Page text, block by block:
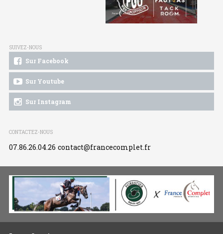
SUIVEZ-NOUS
Sur Facebook
Sur Youtube
Sur Instagram
CONTACTEZ-NOUS
07.86.26.04.26 contact@francecomplet.fr